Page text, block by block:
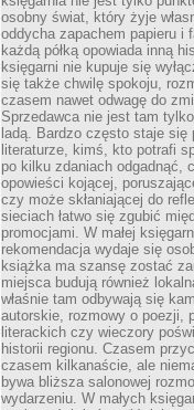
osobny świat, który żyje
oddycha zapachem papieru i
każdą półką opowiada inną
księgarni nie kupuje się
się także chwilę spokoju,
czasem nawet odwagę do
Sprzedawca nie jest tam
ladą. Bardzo często staje się
literaturze, kimś, kto potrafi
po kilku zdaniach odgadnąć,
opowieści kojącej,
czy może skłaniającej do
sieciach łatwo się zgubić
promocjami. W małej
rekomendacja wydaje się
książka ma szansę zostać
miejsca budują również
właśnie tam odbywają się
autorskie, rozmowy o poezji,
literackich czy wieczory
historii regionu. Czasem
czasem kilkanaście, ale
bywa bliższa salonowej
wydarzeniu. W małych